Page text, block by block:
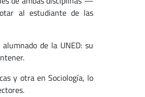
al estudiante de las
de la UNED: su
y otra en Sociología, lo